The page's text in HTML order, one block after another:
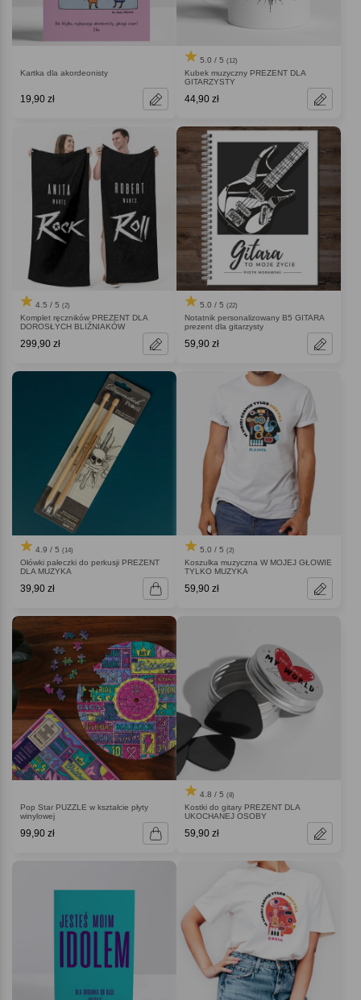
Kartka dla akordeonisty
19,90 zł
5.0 / 5 (12)
Kubek muzyczny PREZENT DLA
GITARZYSTY
44,90 zł
4.5 / 5 (2)
Komplet ręczników PREZENT DLA
DOROSŁYCH BLIŹNIAKÓW
299,90 zł
5.0 / 5 (22)
Notatnik personalizowany B5 GITARA
prezent dla gitarzysty
59,90 zł
4.9 / 5 (14)
Ołówki pałeczki do perkusji PREZENT
DLA MUZYKA
39,90 zł
5.0 / 5 (2)
Koszulka muzyczna W MOJEJ GŁOWIE
TYLKO MUZYKA
59,90 zł
Pop Star PUZZLE w kształcie płyty
winylowej
99,90 zł
4.8 / 5 (8)
Kostki do gitary PREZENT DLA
UKOCHANEJ OSOBY
59,90 zł